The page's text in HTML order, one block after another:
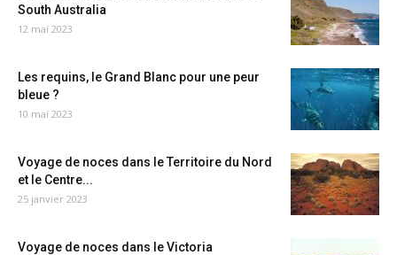
South Australia
12 mai 2023
Les requins, le Grand Blanc pour une peur
bleue ?
10 mai 2023
Voyage de noces dans le Territoire du Nord
et le Centre...
25 janvier 2023
Voyage de noces dans le Victoria